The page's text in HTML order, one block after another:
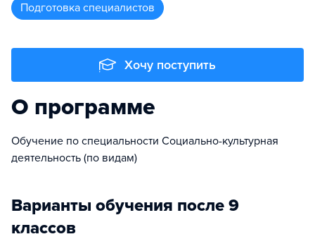
подготовка специалистов
Хочу поступить
О программе
Обучение по специальности Социально-культурная
деятельность (по видам)
Варианты обучения после 9
классов